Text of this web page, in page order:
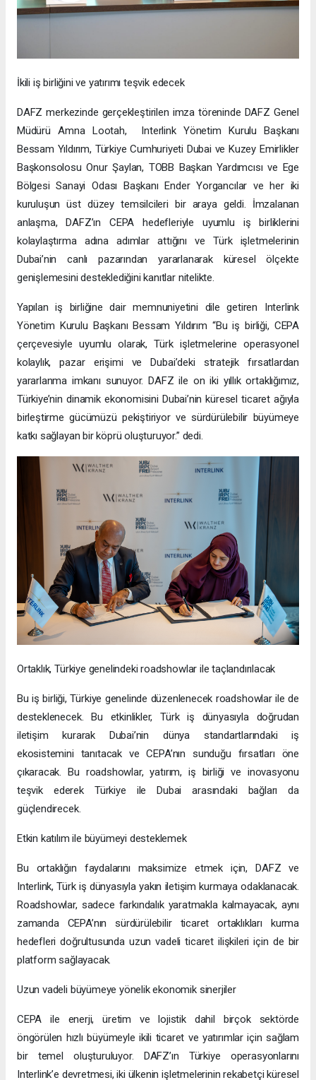
İkili iş birliğini ve yatırımı teşvik edecek
DAFZ merkezinde gerçekleştirilen imza töreninde DAFZ Genel
Müdürü Amna Lootah, Interlink Yönetim Kurulu Başkanı
Bessam Yıldırım, Türkiye Cumhuriyeti Dubai ve Kuzey Emirlikler
Başkonsolosu Onur Şaylan, TOBB Başkan Yardımcısı ve Ege
Bölgesi Sanayi Odası Başkanı Ender Yorgancılar ve her iki
kuruluşun üst düzey temsilcileri bir araya geldi. İmzalanan
anlaşma, DAFZ’ın CEPA hedefleriyle uyumlu iş birliklerini
kolaylaştırma adına adımlar attığını ve Türk işletmelerinin
Dubai’nin canlı pazarından yararlanarak küresel ölçekte
genişlemesini desteklediğini kanıtlar nitelikte.
Yapılan iş birliğine dair memnuniyetini dile getiren Interlink
Yönetim Kurulu Başkanı Bessam Yıldırım “Bu iş birliği, CEPA
çerçevesiyle uyumlu olarak, Türk işletmelerine operasyonel
kolaylık, pazar erişimi ve Dubai’deki stratejik fırsatlardan
yararlanma imkanı sunuyor. DAFZ ile on iki yıllık ortaklığımız,
Türkiye’nin dinamik ekonomisini Dubai’nin küresel ticaret ağıyla
birleştirme gücümüzü pekiştiriyor ve sürdürülebilir büyümeye
katkı sağlayan bir köprü oluşturuyor.” dedi.
Ortaklık, Türkiye genelindeki roadshowlar ile taçlandırılacak
Bu iş birliği, Türkiye genelinde düzenlenecek roadshowlar ile de
desteklenecek. Bu etkinlikler, Türk iş dünyasıyla doğrudan
iletişim kurarak Dubai’nin dünya standartlarındaki iş
ekosistemini tanıtacak ve CEPA’nın sunduğu fırsatları öne
çıkaracak. Bu roadshowlar, yatırım, iş birliği ve inovasyonu
teşvik ederek Türkiye ile Dubai arasındaki bağları da
güçlendirecek.
Etkin katılım ile büyümeyi desteklemek
Bu ortaklığın faydalarını maksimize etmek için, DAFZ ve
Interlink, Türk iş dünyasıyla yakın iletişim kurmaya odaklanacak.
Roadshowlar, sadece farkındalık yaratmakla kalmayacak, aynı
zamanda CEPA’nın sürdürülebilir ticaret ortaklıkları kurma
hedefleri doğrultusunda uzun vadeli ticaret ilişkileri için de bir
platform sağlayacak.
Uzun vadeli büyümeye yönelik ekonomik sinerjiler
CEPA ile enerji, üretim ve lojistik dahil birçok sektörde
öngörülen hızlı büyümeyle ikili ticaret ve yatırımlar için sağlam
bir temel oluşturuluyor. DAFZ’ın Türkiye operasyonlarını
Interlink’e devretmesi, iki ülkenin işletmelerinin rekabetçi küresel